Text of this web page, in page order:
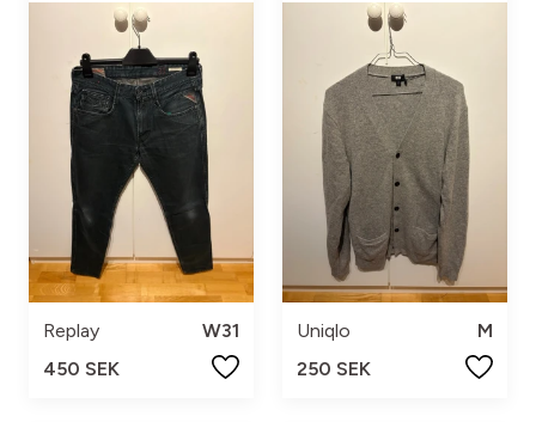
Replay
W31
450 SEK
Uniqlo
M
250 SEK